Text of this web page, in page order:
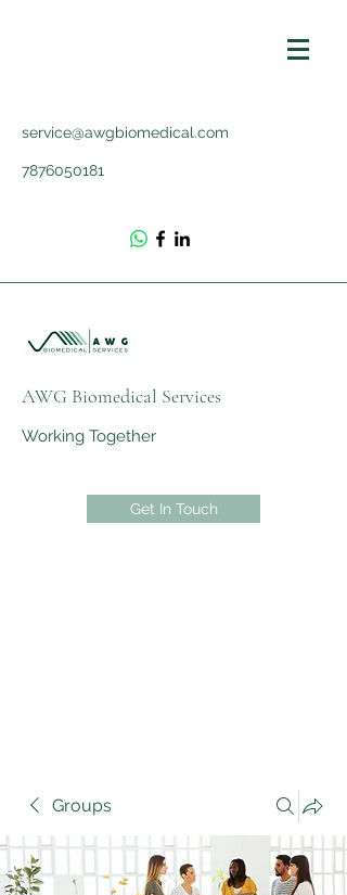
service@awgbiomedical.com
7876050181
AWG Biomedical Services
Working Together
Get In Touch
Groups